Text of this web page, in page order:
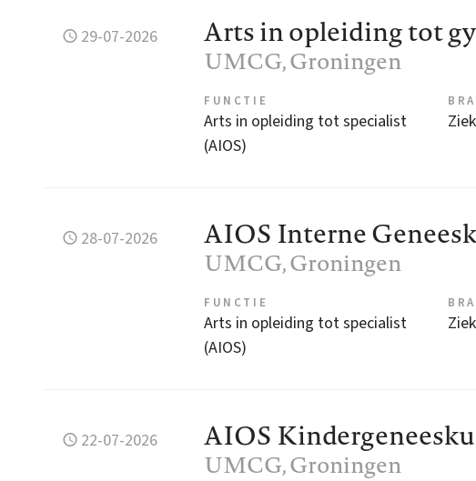
29-07-2026 Arts in opleiding tot
UMCG, Groningen
FUNCTIE
Arts in opleiding tot specialist
(AIOS)
28-07-2026 AIOS Interne
UMCG, Groningen
FUNCTIE
Arts in opleiding tot specialist
(AIOS)
22-07-2026 AIOS
UMCG, Groningen